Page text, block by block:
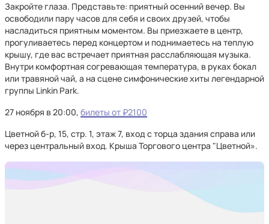
Закройте глаза. Представьте: приятный осенний вечер. Вы
освободили пару часов для себя и своих друзей, чтобы
насладиться приятным моментом. Вы приезжаете в центр,
прогуливаетесь перед концертом и поднимаетесь на теплую
крышу, где вас встречает приятная расслабляющая музыка.
Внутри комфортная согревающая температура, в руках бокал
или травяной чай, а на сцене симфонические хиты легендарной
группы Linkin Park.
27 ноября в 20:00, билеты от ₽2100
Цветной б-р, 15, стр. 1, этаж 7, вход с торца здания справа или
через центральный вход. Крыша Торгового центра "Цветной».